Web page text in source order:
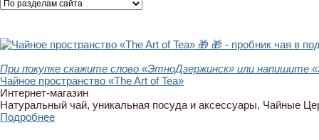
🎁 🎁 - пробник чая в
При покупке скажите слово «ЭтноДзержинск» или напишите
Чайное пространство «The Art of Tea»
Интернет-магазин
Натуральный чай, уникальная посуда и аксессуары, Чайные
Подробнее